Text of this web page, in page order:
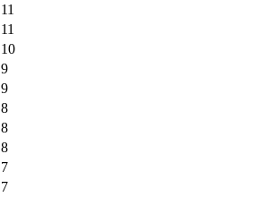
11
11
10
9
9
8
8
8
7
7